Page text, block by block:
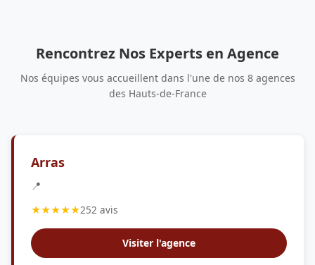
Rencontrez Nos Experts en Agence
Nos équipes vous accueillent dans l'une de nos 8 agences
des Hauts-de-France
Arras
📍
★★★★★252 avis
Visiter l'agence